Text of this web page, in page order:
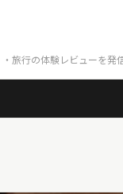
旅行の体験レビューを発